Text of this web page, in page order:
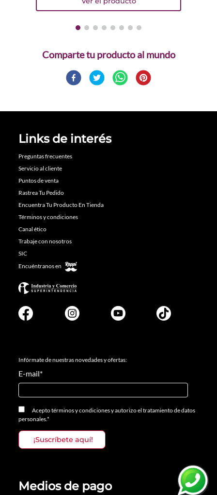
Comparte
Links de interés
Preguntas frecuentes
Servicio al cliente
Puntos de venta
Rastrea Tu Pedido
Encuentra Tu Producto En Tienda
Términos y condiciones
Canal ético
Trabaje con nosotros
SIC
Encuéntranos en
Infórmate de nuestras novedades y ofertas:
E-mail*
Aceptotérminos y condicionesyautorizo el tratamiento de datos
personales.*
Medios de pago